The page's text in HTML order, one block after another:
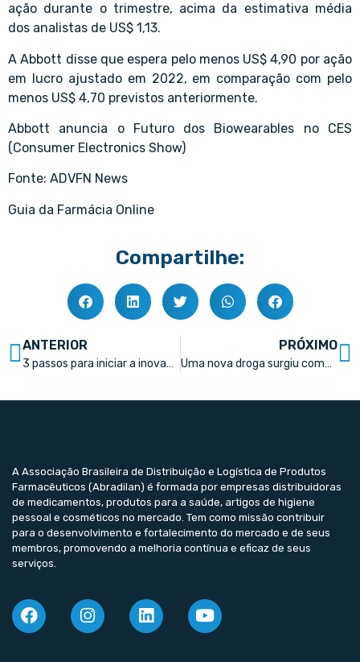
ação durante o trimestre, acima da estimativa média
dos analistas de US$ 1,13.
A Abbott disse que espera pelo menos US$ 4,90 por ação
em lucro ajustado em 2022, em comparação com pelo
menos US$ 4,70 previstos anteriormente.
Abbott anuncia o Futuro dos Biowearables no CES
(Consumer Electronics Show)
Fonte: ADVFN News
Guia da Farmácia Online
Compartilhe:
ANTERIOR
3 passos para iniciar a inovação aberta no setor farmacêutico
PRÓXIMO
Uma nova droga surgiu como remédio para transtorno do déficit de atenção com hiperatividade
A Associação Brasileira de Distribuição e Logística de Produtos
Farmacêuticos (Abradilan) é formada por empresas distribuidoras
de medicamentos, produtos para a saúde, artigos de higiene
pessoal e cosméticos no mercado. Tem como missão contribuir
para o desenvolvimento e fortalecimento do mercado e de seus
membros, promovendo a melhoria contínua e eficaz de seus
serviços.